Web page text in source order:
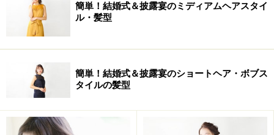
簡単！結婚式＆披露宴のミディアムヘアスタイ
ル・髪型
簡単！結婚式＆披露宴のショートヘア・ボブス
タイルの髪型